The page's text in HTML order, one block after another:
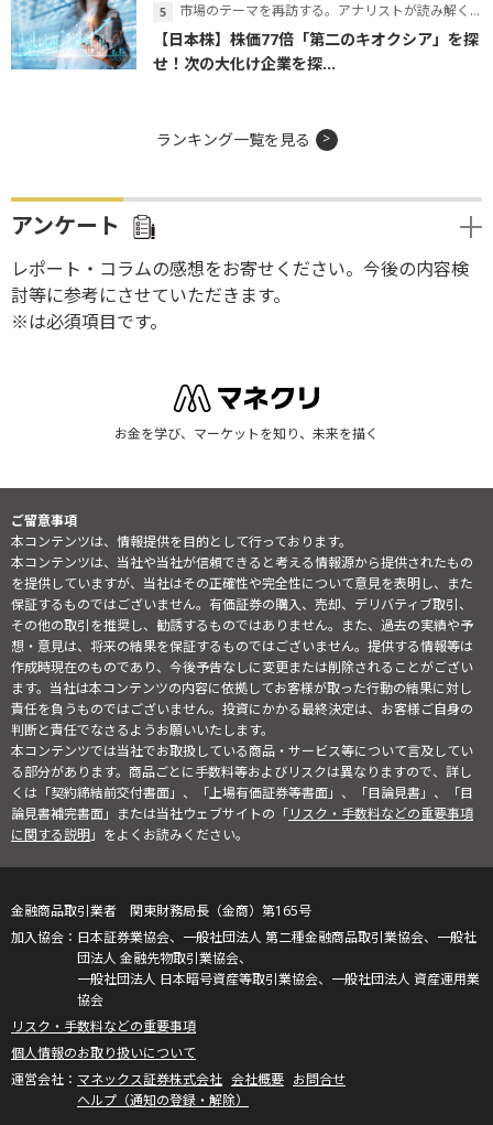
市場のテーマを再訪する。アナリストが読み解くテーマの本質
【日本株】株価77倍「第二のキオクシア」を探
せ！次の大化け企業を探...
ランキング一覧を見る
アンケート
レポート・コラムの感想をお寄せください。今後の内容検
討等に参考にさせていただきます。
※は必須項目です。
お金を学び、マーケットを知り、未来を描く
ご留意事項
本コンテンツは、情報提供を目的として行っております。
本コンテンツは、当社や当社が信頼できると考える情報源から提供されたもの
を提供していますが、当社はその正確性や完全性について意見を表明し、また
保証するものではございません。有価証券の購入、売却、デリバティブ取引、
その他の取引を推奨し、勧誘するものではありません。また、過去の実績や予
想・意見は、将来の結果を保証するものではございません。提供する情報等は
作成時現在のものであり、今後予告なしに変更または削除されることがござい
ます。当社は本コンテンツの内容に依拠してお客様が取った行動の結果に対し
責任を負うものではございません。投資にかかる最終決定は、お客様ご自身の
判断と責任でなさるようお願いいたします。
本コンテンツでは当社でお取扱している商品・サービス等について言及してい
る部分があります。商品ごとに手数料等およびリスクは異なりますので、詳し
くは「契約締結前交付書面」、「上場有価証券等書面」、「目論見書」、「目
論見書補完書面」または当社ウェブサイトの「リスク・手数料などの重要事項
に関する説明」をよくお読みください。
金融商品取引業者 関東財務局長（金商）第165号
日本証券業協会、一般社団法人 第二種金融商品取引業協会、一般社
団法人 金融先物取引業協会、
一般社団法人 日本暗号資産等取引業協会、一般社団法人 資産運用業
協会
リスク・手数料などの重要事項
個人情報のお取り扱いについて
マネックス証券株式会社 会社概要 お問合せ
ヘルプ（通知の登録・解除）